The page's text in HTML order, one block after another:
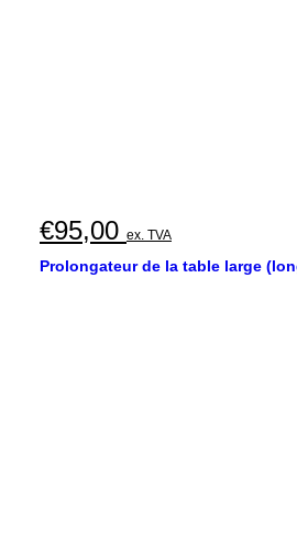
€95,00 ex. TVA
Prolongateur de la table large